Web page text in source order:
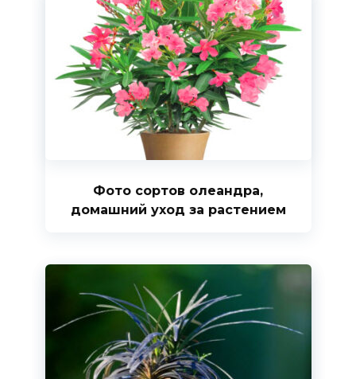
Фото сортов олеандра,
домашний уход за растением